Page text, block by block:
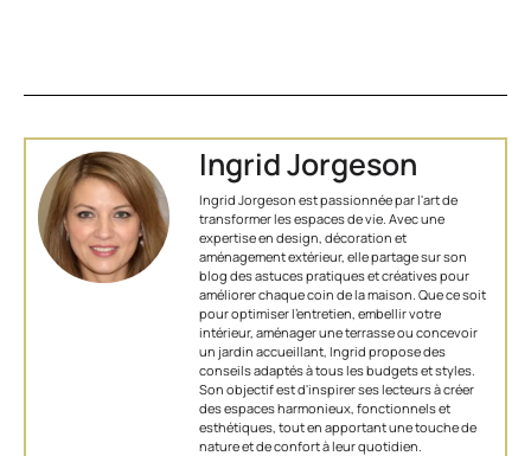
Ingrid Jorgeson
Ingrid Jorgeson est passionnée par l'art de
transformer les espaces de vie. Avec une
expertise en design, décoration et
aménagement extérieur, elle partage sur son
blog des astuces pratiques et créatives pour
améliorer chaque coin de la maison. Que ce soit
pour optimiser l’entretien, embellir votre
intérieur, aménager une terrasse ou concevoir
un jardin accueillant, Ingrid propose des
conseils adaptés à tous les budgets et styles.
Son objectif est d'inspirer ses lecteurs à créer
des espaces harmonieux, fonctionnels et
esthétiques, tout en apportant une touche de
nature et de confort à leur quotidien.